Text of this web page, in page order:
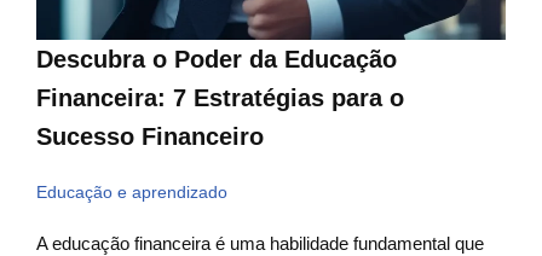
Descubra o Poder da Educação
Financeira: 7 Estratégias para o
Sucesso Financeiro
Educação e aprendizado
A educação financeira é uma habilidade fundamental que